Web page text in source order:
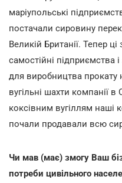
маріупольські
постачали сировину
Великій Британії. Тепер
самостійні підприємства
для виробництва прокату
вугільні шахти компанії
коксівним вугіллям наші
почали продавали всю
Чи мав (має) змогу Ваш
потреби цивільного